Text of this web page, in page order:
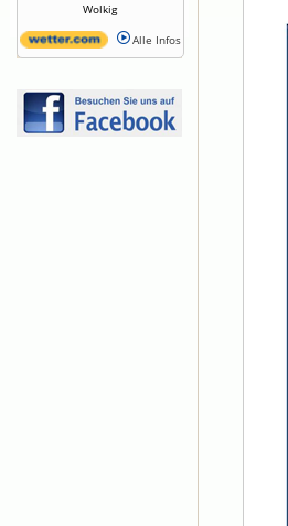
Wolkig
Alle Infos